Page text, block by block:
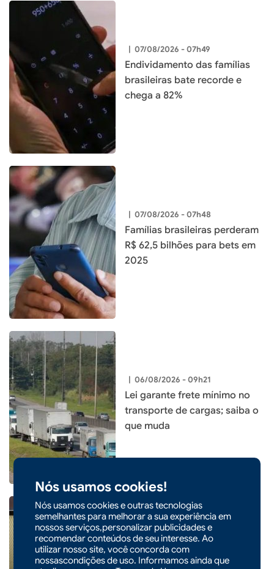
Nós usamos cookies!
Nós usamos cookies e outras tecnologias
semelhantes para melhorar a sua experiência em
nossos serviços,personalizar publicidades e
recomendar conteúdos de seu interesse. Ao
utilizar nosso site, você concorda com
nossascondições de uso. Informamos ainda que
| 07/08/2026 - 07h49
Endividamento das famílias
brasileiras bate recorde e
chega a 82%
| 07/08/2026 - 07h48
Famílias brasileiras perderam
R$ 62,5 bilhões para bets em
2025
| 06/08/2026 - 09h21
Lei garante frete mínimo no
transporte de cargas; saiba o
que muda
CIDADES | 06/08/2026 - 09h20
Em nova redução, Copom